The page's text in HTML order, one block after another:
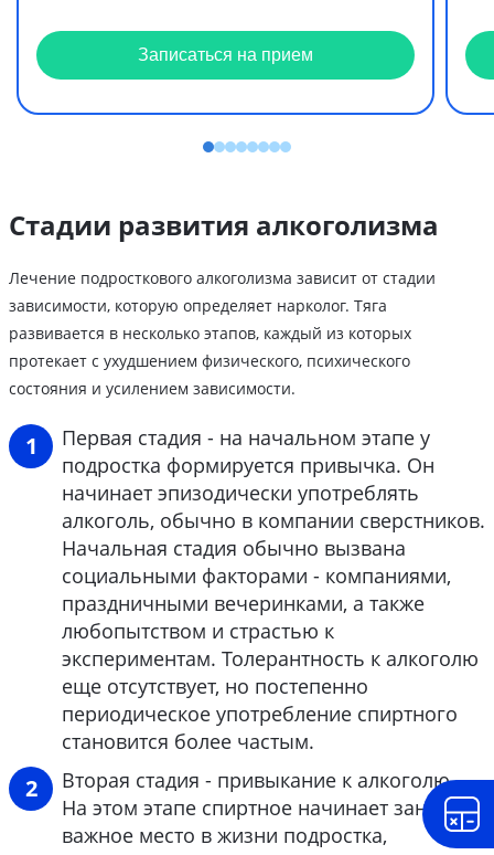
Записаться на прием
Стадии развития алкоголизма
Лечение подросткового алкоголизма зависит от стадии
зависимости, которую определяет нарколог. Тяга
развивается в несколько этапов, каждый из которых
протекает с ухудшением физического, психического
состояния и усилением зависимости.
Первая стадия - на начальном этапе у
подростка формируется привычка. Он
начинает эпизодически употреблять
алкоголь, обычно в компании сверстников.
Начальная стадия обычно вызвана
социальными факторами - компаниями,
праздничными вечеринками, а также
любопытством и страстью к
экспериментам. Толерантность к алкоголю
еще отсутствует, но постепенно
периодическое употребление спиртного
становится более частым.
Вторая стадия - привыкание к алкоголю.
На этом этапе спиртное начинает занимать
важное место в жизни подростка,